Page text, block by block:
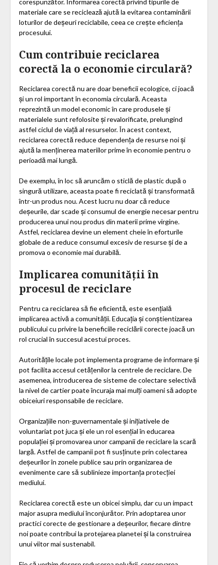
corespunzător. Informarea corectă privind tipurile de
materiale care se reciclează ajută la evitarea contaminării
loturilor de deșeuri reciclabile, ceea ce crește eficiența
procesului.
Cum contribuie reciclarea
corectă la o economie circulară?
Reciclarea corectă nu are doar beneficii ecologice, ci joacă
și un rol important în economia circulară. Aceasta
reprezintă un model economic în care produsele și
materialele sunt refolosite și revalorificate, prelungind
astfel ciclul de viață al resurselor. În acest context,
reciclarea corectă reduce dependența de resurse noi și
ajută la menținerea materiilor prime în economie pentru o
perioadă mai lungă.
De exemplu, în loc să aruncăm o sticlă de plastic după o
singură utilizare, aceasta poate fi reciclată și transformată
într-un produs nou. Acest lucru nu doar că reduce
deșeurile, dar scade și consumul de energie necesar pentru
producerea unui nou produs din materii prime virgine.
Astfel, reciclarea devine un element cheie în eforturile
globale de a reduce consumul excesiv de resurse și de a
promova o economie mai durabilă.
Implicarea comunității în
procesul de reciclare
Pentru ca reciclarea să fie eficientă, este esențială
implicarea activă a comunității. Educația și conștientizarea
publicului cu privire la beneficiile reciclării corecte joacă un
rol crucial în succesul acestui proces.
Autoritățile locale pot implementa programe de informare și
pot facilita accesul cetățenilor la centrele de reciclare. De
asemenea, introducerea de sisteme de colectare selectivă
la nivel de cartier poate încuraja mai mulți oameni să adopte
obiceiuri responsabile de reciclare.
Organizațiile non-guvernamentale și inițiativele de
voluntariat pot juca și ele un rol esențial în educarea
populației și promovarea unor campanii de reciclare la scară
largă. Astfel de campanii pot fi susținute prin colectarea
deșeurilor în zonele publice sau prin organizarea de
evenimente care să sublinieze importanța protecției
mediului.
Reciclarea corectă este un obicei simplu, dar cu un impact
major asupra mediului înconjurător. Prin adoptarea unor
practici corecte de gestionare a deșeurilor, fiecare dintre
noi poate contribui la protejarea planetei și la construirea
unui viitor mai sustenabil.